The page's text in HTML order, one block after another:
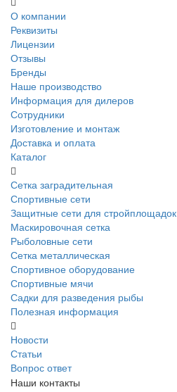
О компании
Реквизиты
Лицензии
Отзывы
Бренды
Наше производство
Информация для дилеров
Сотрудники
Изготовление и монтаж
Доставка и оплата
Каталог
Сетка заградительная
Спортивные сети
Защитные сети для стройплощадок
Маскировочная сетка
Рыболовные сети
Сетка металлическая
Спортивное оборудование
Спортивные мячи
Садки для разведения рыбы
Полезная информация
Новости
Статьи
Вопрос ответ
Наши контакты